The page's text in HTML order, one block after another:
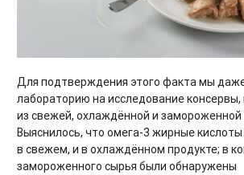
Для подтверждения этого факта мы
лабораторию на исследование
из свежей, охлаждённой и замороженной
Выяснилось, что омега-3 жирные кислоты
в свежем, и в охлаждённом продукте; в
замороженного сырья были обнаружены